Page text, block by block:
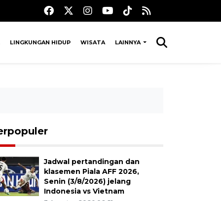
LINGKUNGAN HIDUP WISATA LAINNYA
Jadwal pertandingan dan
klasemen Piala AFF 2026,
Senin (3/8/2026) jelang
Indonesia vs Vietnam